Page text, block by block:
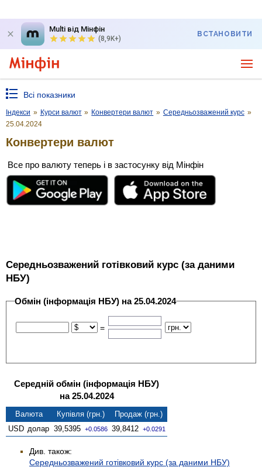
Multi від Мінфін
(8,9K+)
ВСТАНОВИТИ
Всі показники
Індекси » Курси валют » Конвертери валют » Середньозважений курс »
25.04.2024
Конвертери валют
Все про валюту теперь і в застосунку від Мінфін
Середньозважений готівковий курс (за даними
НБУ)
Обмін (інформація НБУ) на 25.04.2024
=
Середній обмін (інформація НБУ)
на 25.04.2024
Валюта Купівля (грн.)
Продаж (грн.)
USD долар 39,5395 +0.0586 39,8412 +0.0291
Див. також:
Середньозважений готівковий курс (за даними НБУ)